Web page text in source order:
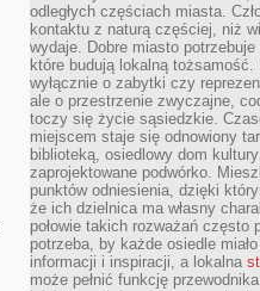
odległych częściach miasta.
kontaktu z naturą częściej, niż
wydaje. Dobre miasto
które budują lokalną tożsamość.
wyłącznie o zabytki czy
ale o przestrzenie zwyczajne,
toczy się życie sąsiedzkie.
miejscem staje się odnowiony
biblioteką, osiedlowy dom
zaprojektowane podwórko.
punktów odniesienia, dzięki
że ich dzielnica ma własny
połowie takich rozważań często
potrzeba, by każde osiedle
informacji i inspiracji, a lokalna
może pełnić funkcję